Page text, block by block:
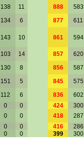
138 11 888 583
134 6 877 611
143 10 861 594
103 14 857 620
130 8 856 587
151 5 845 575
112 6 836 602
0 0 424 300
0 0 418 287
0 0 416 286
0 0 399 300